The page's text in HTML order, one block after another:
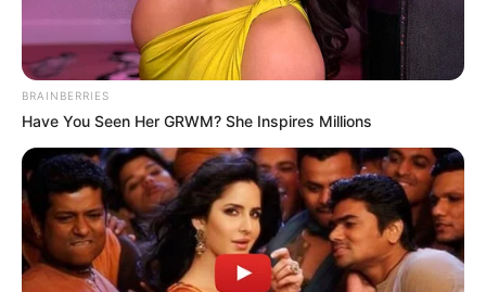
BRAINBERRIES
Have You Seen Her GRWM? She Inspires Millions